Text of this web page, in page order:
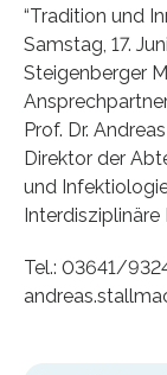
“Tradition und
Samstag, 17.
Steigenberger
Prof. Dr.
Direktor der
und
Interdisziplinäre
Tel.: 03641/